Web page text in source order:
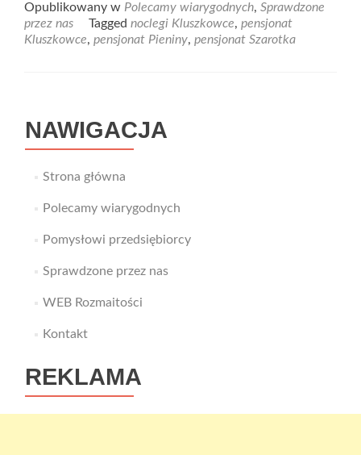
about
Wypoczynek
jesienią?
Opublikowany w Polecamy wiarygodnych, Sprawdzone
przez nas
Tagged noclegi Kluszkowce, pensjonat
Kluszkowce, pensjonat Pieniny, pensjonat Szarotka
NAWIGACJA
Strona główna
Polecamy wiarygodnych
Pomysłowi przedsiębiorcy
Sprawdzone przez nas
WEB Rozmaitości
Kontakt
REKLAMA